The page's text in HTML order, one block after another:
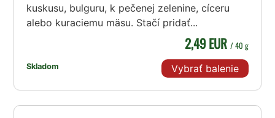
kuskusu, bulguru, k pečenej zelenine, cíceru
alebo kuraciemu mäsu. Stačí pridať...
Skladom
2,49 EUR / 40 g
Vybrať balenie